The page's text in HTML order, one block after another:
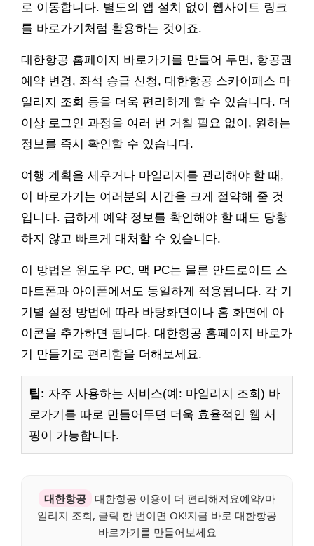
로 이동합니다. 별도의 앱 설치 없이 웹사이트 링크
를 바로가기처럼 활용하는 것이죠.
대한항공 홈페이지 바로가기를 만들어 두면, 항공권
예약 변경, 좌석 승급 신청, 대한항공 스카이패스 마
일리지 조회 등을 더욱 편리하게 할 수 있습니다. 더
이상 로그인 과정을 여러 번 거칠 필요 없이, 원하는
정보를 즉시 확인할 수 있습니다.
여행 계획을 세우거나 마일리지를 관리해야 할 때,
이 바로가기는 여러분의 시간을 크게 절약해 줄 것
입니다. 급하게 예약 정보를 확인해야 할 때도 당황
하지 않고 빠르게 대처할 수 있습니다.
이 방법은 윈도우 PC, 맥 PC는 물론 안드로이드 스
마트폰과 아이폰에서도 동일하게 적용됩니다. 각 기
기별 설정 방법에 따라 바탕화면이나 홈 화면에 아
이콘을 추가하면 됩니다. 대한항공 홈페이지 바로가
기 만들기로 편리함을 더해보세요.
팁: 자주 사용하는 서비스(예: 마일리지 조회) 바
로가기를 따로 만들어두면 더욱 효율적인 웹 서
핑이 가능합니다.
대한항공 대한항공 이용이 더 편리해져요예약/마
일리지 조회, 클릭 한 번이면 OK!지금 바로 대한항공
바로가기를 만들어보세요